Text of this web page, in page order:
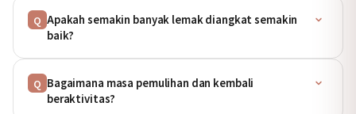
Q Apakah semakin banyak lemak diangkat semakin
baik?
Q Bagaimana masa pemulihan dan kembali
beraktivitas?